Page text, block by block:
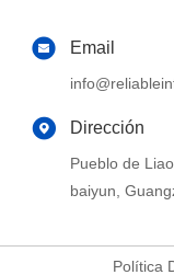
Email
Dirección
Pueblo de
baiyun,
Política